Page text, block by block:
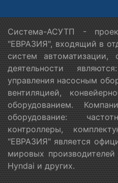
Система-АСУТП -
"ЕВРАЗИЯ", входящий в
систем автоматизации,
деятельности
управления насосным
вентиляцией,
оборудованием.
оборудование:
контроллеры,
"ЕВРАЗИЯ" является
мировых производителей
Hyndai и других.